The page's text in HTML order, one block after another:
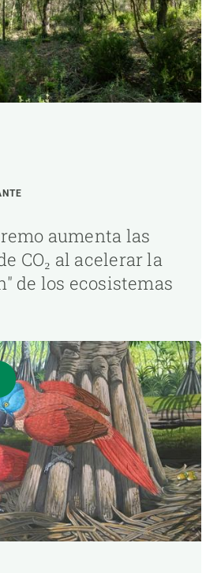
aumenta las
CO₂ al acelerar la
de los ecosistemas